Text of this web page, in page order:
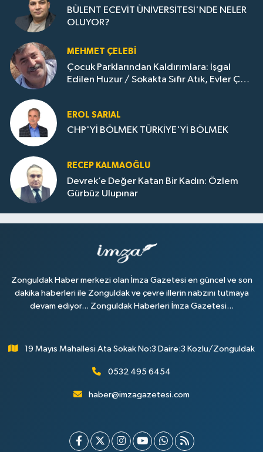
BÜLENT ECEVİT ÜNİVERSİTESİ'NDE NELER
OLUYOR?
MEHMET ÇELEBI
Çocuk Parklarından Kaldırımlara: İşgal
Edilen Huzur / Sokakta Sıfır Atık, Evler Çöp
EROL SARIAL
CHP'Yİ BÖLMEK TÜRKİYE'Yİ BÖLMEK
RECEP KALMAOĞLU
Devrek’e Değer Katan Bir Kadın: Özlem
Gürbüz Ulupınar
Zonguldak Haber merkezi olan İmza Gazetesi en güncel ve son
dakika haberleri ile Zonguldak ve çevre illerin nabzını tutmaya
devam ediyor... Zonguldak Haberleri İmza Gazetesi...
19 Mayıs Mahallesi Ata Sokak No:3 Daire:3 Kozlu/Zonguldak
0532 495 6454
haber@imzagazetesi.com